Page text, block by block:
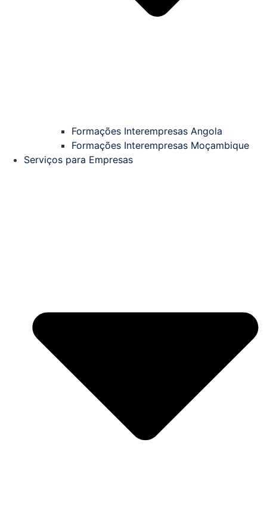
Formações Interempresas Angola
Formações Interempresas Moçambique
Serviços para Empresas